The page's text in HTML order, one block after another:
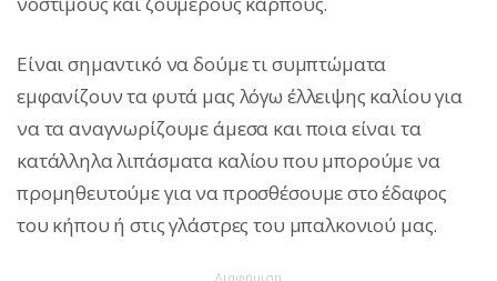
Είναι σημαντικό να δούμε τι συμπτώματα
εμφανίζουν τα φυτά μας λόγω έλλειψης καλίου για
να τα αναγνωρίζουμε άμεσα και ποια είναι τα
κατάλληλα λιπάσματα καλίου που μπορούμε να
προμηθευτούμε για να προσθέσουμε στο έδαφος
του κήπου ή στις γλάστρες του μπαλκονιού μας.
Διαφήμιση